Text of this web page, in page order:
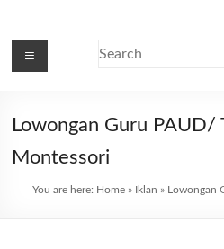
Lowongan Guru PAUD/
Montessori
You are here: Home» Iklan » Lowongan